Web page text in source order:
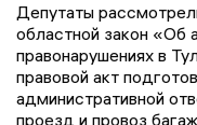
Депутаты
областной закон «Об
правонарушениях в
правовой акт
административной
проезд и провоз